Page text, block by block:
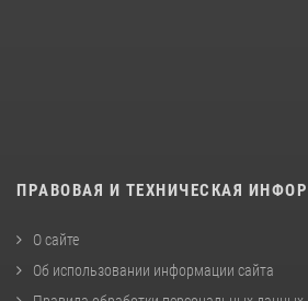
ПРАВОВАЯ И ТЕХНИЧЕСКАЯ
О сайте
Об использовании информации сайта